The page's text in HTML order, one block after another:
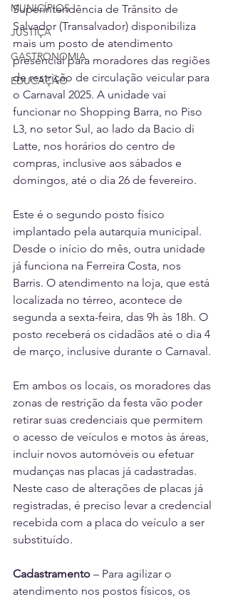
MUNICÍPIOS
JUSTIÇA
GASTRONOMIA
EDUCAÇÃO
Superintendência de Trânsito de
Salvador (Transalvador) disponibiliza
mais um posto de atendimento
presencial para moradores das regiões
de restrição de circulação veicular para
o Carnaval 2025. A unidade vai
funcionar no Shopping Barra, no Piso
L3, no setor Sul, ao lado da Bacio di
Latte, nos horários do centro de
compras, inclusive aos sábados e
domingos, até o dia 26 de fevereiro.
Este é o segundo posto físico
implantado pela autarquia municipal.
Desde o início do mês, outra unidade
já funciona na Ferreira Costa, nos
Barris. O atendimento na loja, que está
localizada no térreo, acontece de
segunda a sexta-feira, das 9h às 18h. O
posto receberá os cidadãos até o dia 4
de março, inclusive durante o Carnaval.
Em ambos os locais, os moradores das
zonas de restrição da festa vão poder
retirar suas credenciais que permitem
o acesso de veículos e motos às áreas,
incluir novos automóveis ou efetuar
mudanças nas placas já cadastradas.
Neste caso de alterações de placas já
registradas, é preciso levar a credencial
recebida com a placa do veículo a ser
substituído.
Cadastramento – Para agilizar o
atendimento nos postos físicos, os